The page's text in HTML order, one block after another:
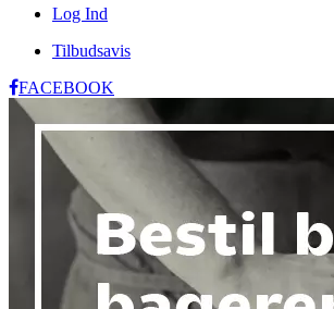
Log Ind
Tilbudsavis
FACEBOOK